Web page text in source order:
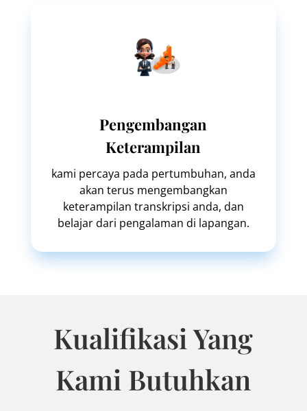
Pengembangan
Keterampilan
kami percaya pada pertumbuhan, anda
akan terus mengembangkan
keterampilan transkripsi anda, dan
belajar dari pengalaman di lapangan.
Kualifikasi Yang
Kami Butuhkan